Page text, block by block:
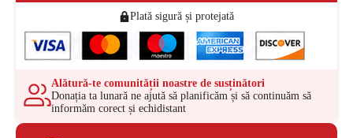
Plată sigură și protejată
Alătură-te comunității noastre de susținători
Donația ta lunară ne ajută să planificăm și să continuăm să
informăm corect și echidistant